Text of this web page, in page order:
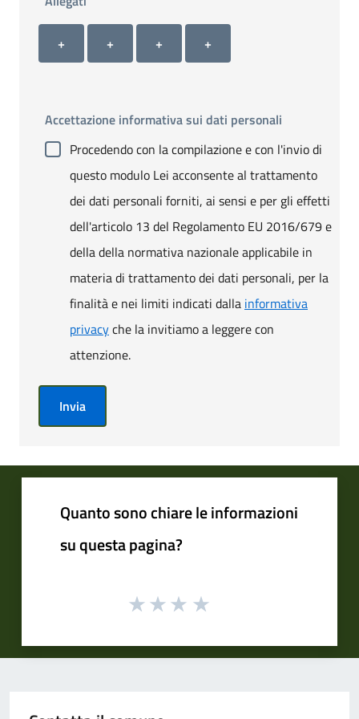
Allegato 1
+
Allegato 2
+
Allegato 3
+
Allegato 4
+
Accettazione informativa sui dati personali
Procedendo con la compilazione e con l'invio di
questo modulo Lei acconsente al trattamento
dei dati personali forniti, ai sensi e per gli effetti
dell'articolo 13 del Regolamento EU 2016/679 e
della della normativa nazionale applicabile in
materia di trattamento dei dati personali, per la
finalità e nei limiti indicati dalla informativa
privacyche la invitiamo a leggere con
attenzione.
Invia
Quanto sono chiare le informazioni
su questa pagina?